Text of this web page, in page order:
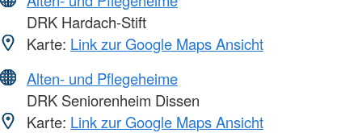
DRK Hardach-Stift
Karte: Link zur Google Maps Ansicht
Alten- und Pflegeheime
DRK Seniorenheim Dissen
Karte: Link zur Google Maps Ansicht